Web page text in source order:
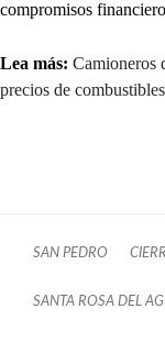
compromisos
Lea más: Camioneros
precios de combustibles
SAN PEDRO
SANTA ROSA DEL